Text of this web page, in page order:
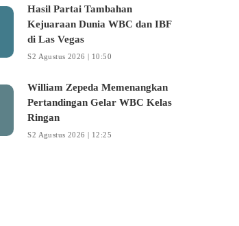
Hasil Partai Tambahan
Kejuaraan Dunia WBC dan IBF di
Las Vegas
2 Agustus 2026 | 10:50
William Zepeda Memenangkan
Pertandingan Gelar WBC Kelas
Ringan
2 Agustus 2026 | 12:25